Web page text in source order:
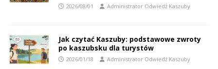
2026/08/01 Administrator Odwiedź Kaszuby
Jak czytać Kaszuby: podstawowe zwroty
po kaszubsku dla turystów
2026/01/18 Administrator Odwiedź Kaszuby